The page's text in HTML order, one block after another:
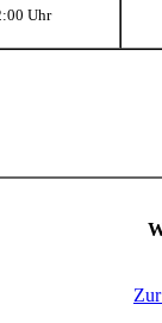
Uhr